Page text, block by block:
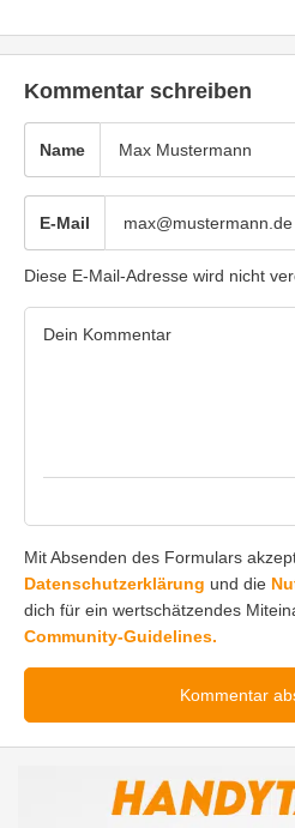
Kommentar schreiben
Name
E-Mail
Diese E-Mail-Adresse wird nicht
Mit Absenden des Formulars
Datenschutzerklärung und die
dich für ein wertschätzendes
Community-Guidelines.